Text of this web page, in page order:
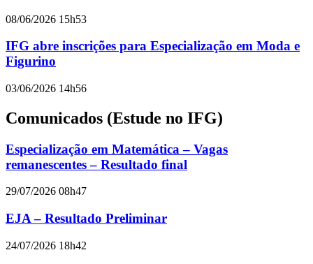
08/06/2026 15h53
IFG abre inscrições para Especialização em Moda e
Figurino
03/06/2026 14h56
Comunicados (Estude no IFG)
Especialização em Matemática – Vagas
remanescentes – Resultado final
29/07/2026 08h47
EJA – Resultado Preliminar
24/07/2026 18h42